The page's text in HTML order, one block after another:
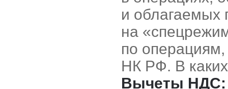
и облагаемых
на
по
НК РФ. В
Вычеты НДС: